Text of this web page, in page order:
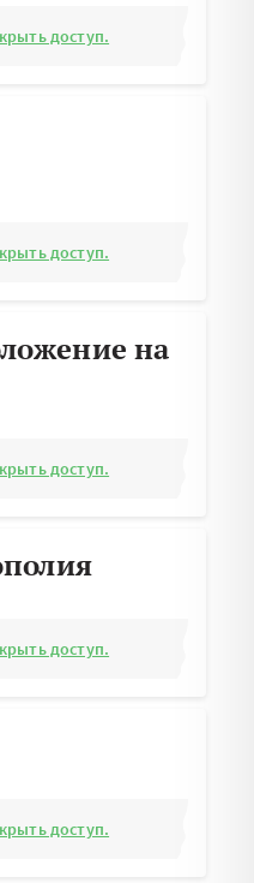
доступ.
доступ.
на
доступ.
доступ.
доступ.